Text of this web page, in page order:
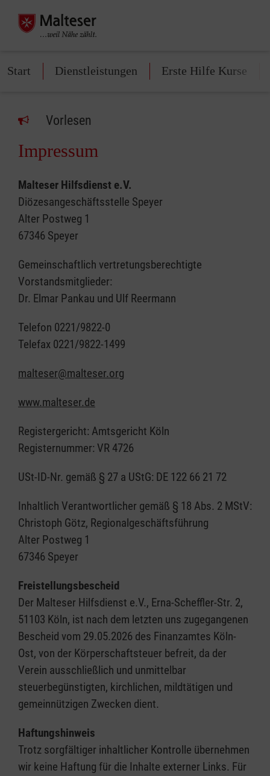
Start Dienstleistungen Erste Hilfe Kurse
Vorlesen
Impressum
Malteser Hilfsdienst e.V.
Diözesangeschäftsstelle Speyer
Alter Postweg 1
67346 Speyer
Gemeinschaftlich vertretungsberechtigte
Vorstandsmitglieder:
Dr. Elmar Pankau und Ulf Reermann
Telefon 0221/9822-0
Telefax 0221/9822-1499
malteser@malteser.org
www.malteser.de
Registergericht: Amtsgericht Köln
Registernummer: VR 4726
USt-ID-Nr. gemäß § 27 a UStG: DE 122 66 21 72
Inhaltlich Verantwortlicher gemäß § 18 Abs. 2 MStV:
Christoph Götz, Regionalgeschäftsführung
Alter Postweg 1
67346 Speyer
Freistellungsbescheid
Der Malteser Hilfsdienst e.V., Erna-Scheffler-Str. 2,
51103 Köln, ist nach dem letzten uns zugegangenen
Bescheid vom 29.05.2026 des Finanzamtes Köln-
Ost, von der Körperschaftsteuer befreit, da der
Verein ausschließlich und unmittelbar
steuerbegünstigten, kirchlichen, mildtätigen und
gemeinnützigen Zwecken dient.
Haftungshinweis
Trotz sorgfältiger inhaltlicher Kontrolle übernehmen
wir keine Haftung für die Inhalte externer Links. Für